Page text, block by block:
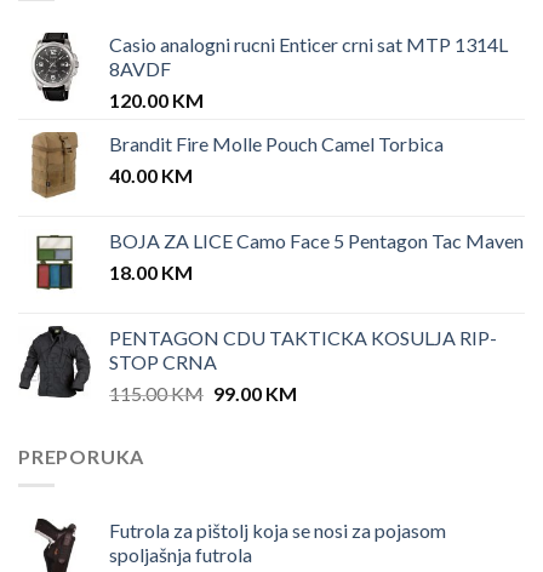
Casio analogni rucni Enticer crni sat MTP 1314L
8AVDF
120.00 KM
Brandit Fire Molle Pouch Camel Torbica
40.00 KM
BOJA ZA LICE Camo Face 5 Pentagon Tac Maven
18.00 KM
PENTAGON CDU TAKTICKA KOSULJA RIP-
STOP CRNA
115.00KM Original
99.00 KMCurrent
PREPORUKA
Futrola za pištolj koja se nosi za pojasom
spoljašnja futrola